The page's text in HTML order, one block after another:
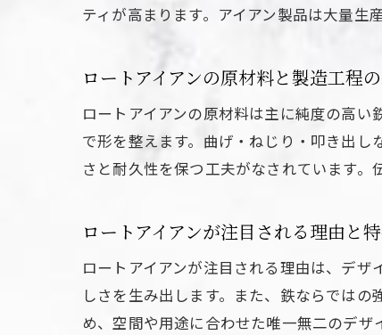
ティが高まります。アイアン製品は大量生
ロートアイアンの原材料と製造工程
ロートアイアンの原材料は主に純度の高
で形を整えます。曲げ・ねじり・叩き出
さと耐久性を保つ工夫がなされています。
ロートアイアンが注目される理由と
ロートアイアンが注目される理由は、デ
しさを生み出します。また、鉄ならでは
め、空間や用途に合わせた唯一無二のデザ